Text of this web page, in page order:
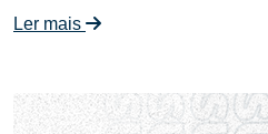
Ler mais